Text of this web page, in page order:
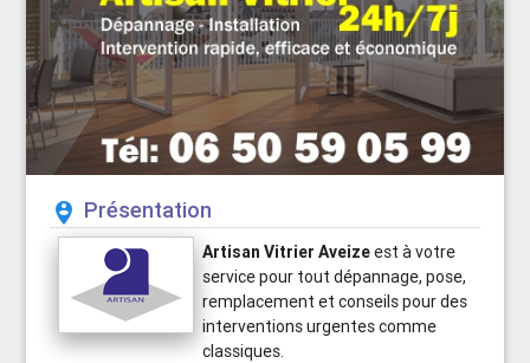
person_pin_circle Présentation
Artisan Vitrier Aveizeest à votre
service pour tout dépannage, pose,
remplacement et conseils pour des
interventions urgentes comme
classiques.